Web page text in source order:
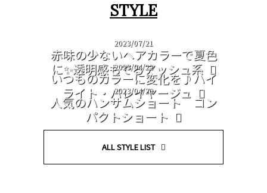
STYLE
2023/07/21
赤味の少ないヘアカラーで夏色
に✨透明感もでるアッシュ系
2023/04/22
いつものカラーに変化を♪ハイ
ライト・バレイヤージュ
2023/04/20
人気のハンサムショート コン
パクトショート
ALL STYLE LIST